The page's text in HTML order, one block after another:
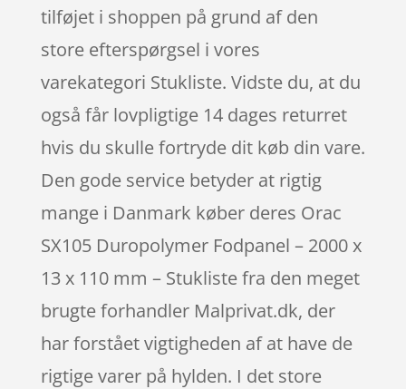
tilføjet i shoppen på grund af den
store efterspørgsel i vores
varekategori Stukliste. Vidste du, at du
også får lovpligtige 14 dages returret
hvis du skulle fortryde dit køb din vare.
Den gode service betyder at rigtig
mange i Danmark køber deres Orac
SX105 Duropolymer Fodpanel – 2000 x
13 x 110 mm – Stukliste fra den meget
brugte forhandler Malprivat.dk, der
har forstået vigtigheden af at have de
rigtige varer på hylden. I det store